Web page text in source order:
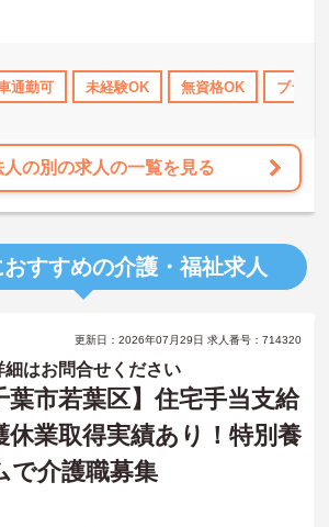
日以上 資格取得サポート 研修制度あり
通勤可 未経験OK 無資格OK ブラン
人の別の求人の一覧を見る
すすめの介護・福祉求人
更新日：2026年07月29日 求人番号：714320
はお問合せください
葉市若葉区】住宅手当支給
業取得実績あり！特別養
で介護職募集